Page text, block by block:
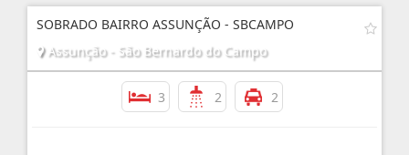
SOBRADO BAIRRO ASSUNÇÃO - SBCAMPO
Assunção - São Bernardo do Campo
3 2 2